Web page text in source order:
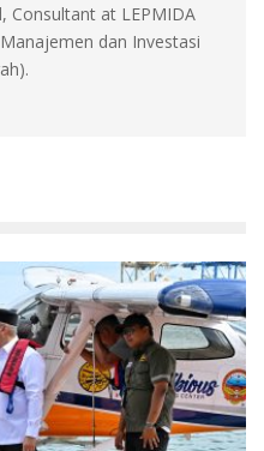
Consultant at LEPMIDA
dan Investasi